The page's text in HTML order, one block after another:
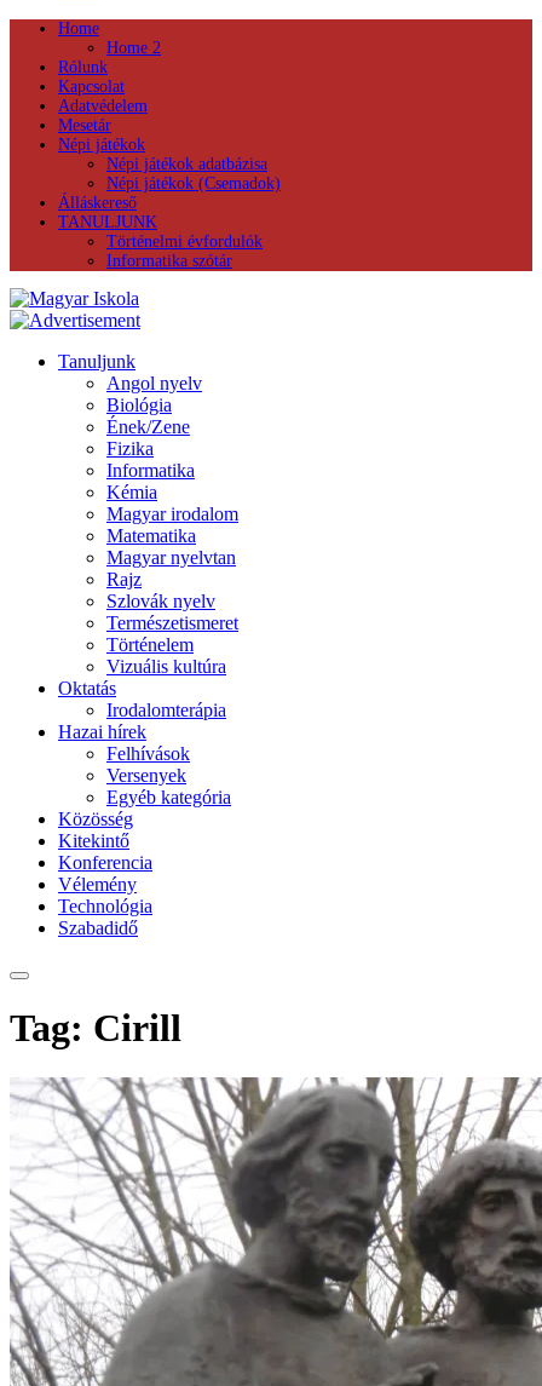
Home
Home 2
Rólunk
Kapcsolat
Adatvédelem
Mesetár
Népi játékok
Népi játékok adatbázisa
Népi játékok (Csemadok)
Álláskereső
TANULJUNK
Történelmi évfordulók
Informatika szótár
Tanuljunk
Angol nyelv
Biológia
Ének/Zene
Fizika
Informatika
Kémia
Magyar irodalom
Matematika
Magyar nyelvtan
Rajz
Szlovák nyelv
Természetismeret
Történelem
Vizuális kultúra
Oktatás
Irodalomterápia
Hazai hírek
Felhívások
Versenyek
Egyéb kategória
Közösség
Kitekintő
Konferencia
Vélemény
Technológia
Szabadidő
Tag: Cirill